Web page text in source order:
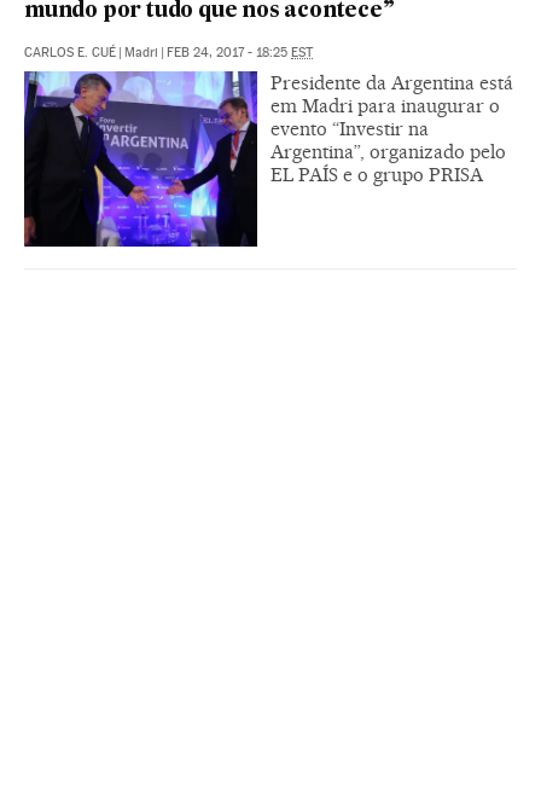
mundo por tudo que nos acontece”
CARLOS E. CUÉ Madri FEB 24, 2017 - 18:25 EST
Presidente da Argentina está
em Madri para inaugurar o
evento “Investir na
Argentina”, organizado pelo
EL PAÍS e o grupo PRISA